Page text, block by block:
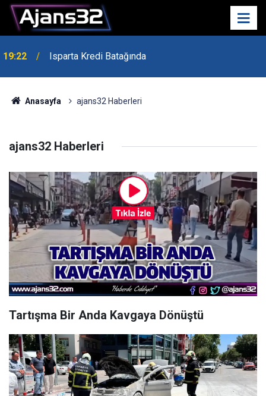
19:22 Isparta Kredi Batağında
Anasayfa ajans32 Haberleri
ajans32 Haberleri
Tartışma Bir Anda Kavgaya Dönüştü